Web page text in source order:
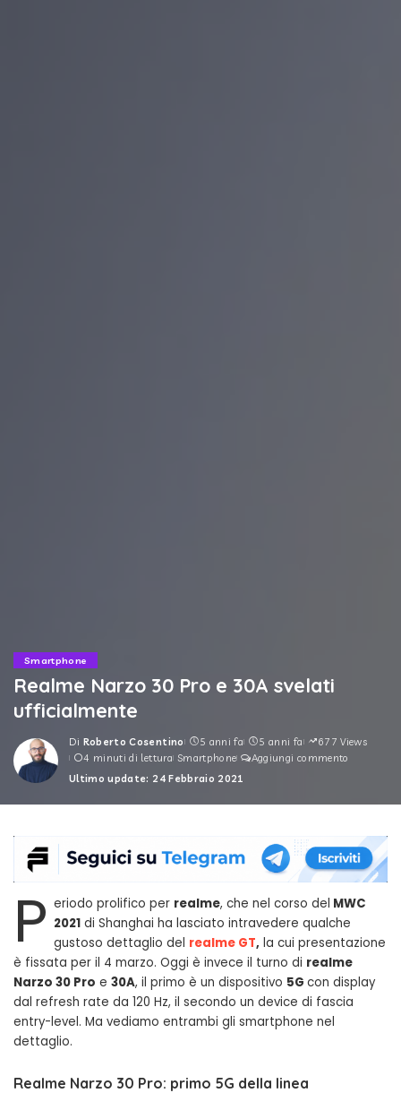
Smartphone
Realme Narzo 30 Pro e 30A svelati
ufficialmente
Posted
by
Di Roberto Cosentino 5 anni fa 5 anni fa
677 Views
4 minuti di lettura Smartphone
Aggiungi commento
Ultimo update: 24 Febbraio 2021
P eriodo prolifico per realme, che nel corso del MWC
2021di Shanghai ha lasciato intravedere qualche
gustoso dettaglio del realme GT, la cui presentazione
è fissata per il 4 marzo. Oggi è invece il turno di realme
Narzo 30 Pro e 30A, il primo è un dispositivo 5G con display
dal refresh rate da 120 Hz, il secondo un device di fascia
entry-level. Ma vediamo entrambi gli smartphone nel
dettaglio.
Realme Narzo 30 Pro: primo 5G della linea